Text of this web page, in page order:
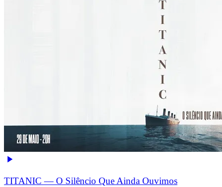
TITANIC — O Silêncio Que Ainda Ouvimos